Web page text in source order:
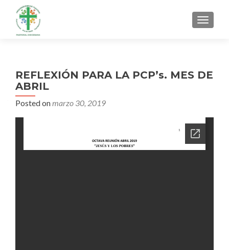
MENU
REFLEXIÓN PARA LA PCP’s. MES DE
ABRIL
Posted onmarzo 30, 2019